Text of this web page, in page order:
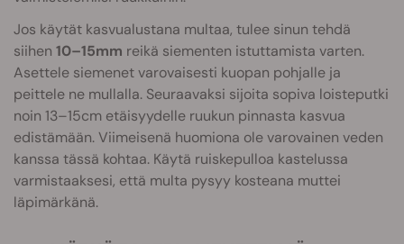
Jos käytät kasvualustana multaa, tulee sinun tehdä
siihen 10–15mm reikä siementen istuttamista varten.
Asettele siemenet varovaisesti kuopan pohjalle ja
peittele ne mullalla. Seuraavaksi sijoita sopiva loisteputki
noin 13–15cm etäisyydelle ruukun pinnasta kasvua
edistämään. Viimeisenä huomiona ole varovainen veden
kanssa tässä kohtaa. Käytä ruiskepulloa kastelussa
varmistaaksesi, että multa pysyy kosteana muttei
läpimärkänä.